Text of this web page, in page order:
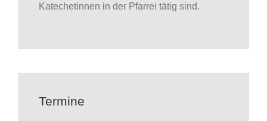
Katechetinnen in der Pfarrei tätig sind.
Termine